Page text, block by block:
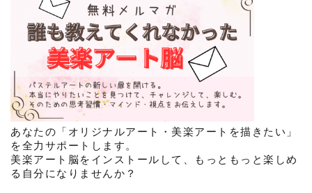
あなたの「オリジナルアート・美楽アートを描きたい」
を全力サポートします。
美楽アート脳をインストールして、もっともっと楽しめ
る自分になりませんか？